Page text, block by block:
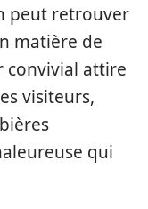
peut retrouver
matière de
convivial attire
visiteurs,
qui